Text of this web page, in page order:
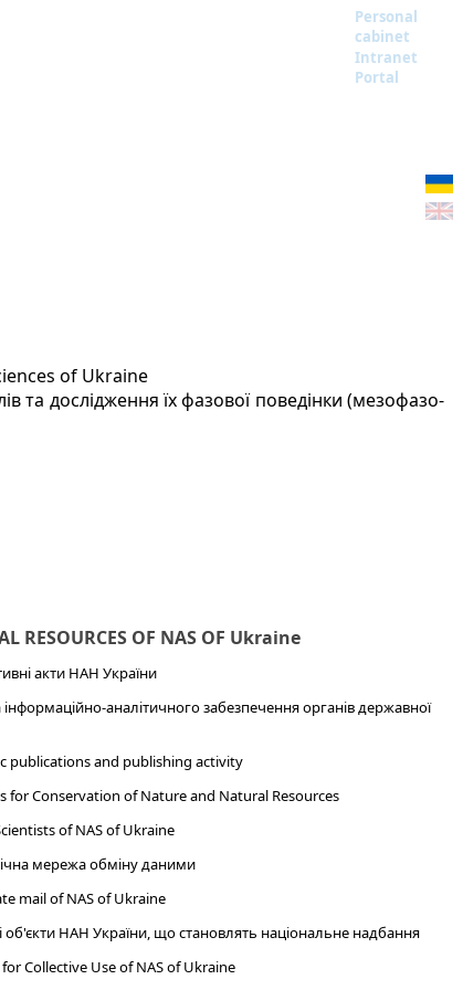
Personal
cabinet
Intranet
Portal
of Ukraine
та дослідження їх фазової поведінки (мезофазо-
RESOURCES OF NAS OF Ukraine
акти НАН України
аналітичного забезпечення органів державної
publications and publishing activity
for Conservation of Nature and Natural Resources
of NAS of Ukraine
мережа обміну даними
mail of NAS of Ukraine
об'єкти НАН України, що становлять національне надбання
Collective Use of NAS of Ukraine